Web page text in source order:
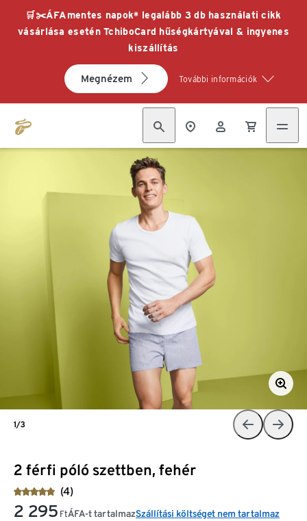
🛒✂️ÁFAmentes napok* legalább 3 db használati cikk
vásárlása esetén TchiboCard hűségkártyával & ingyenes
kiszállítás
Megnézem További információk
2 férfi póló szettben, fehér
(4)
2 295 FtÁFA-t tartalmazSzállítási költséget nem tartalmaz
1/3